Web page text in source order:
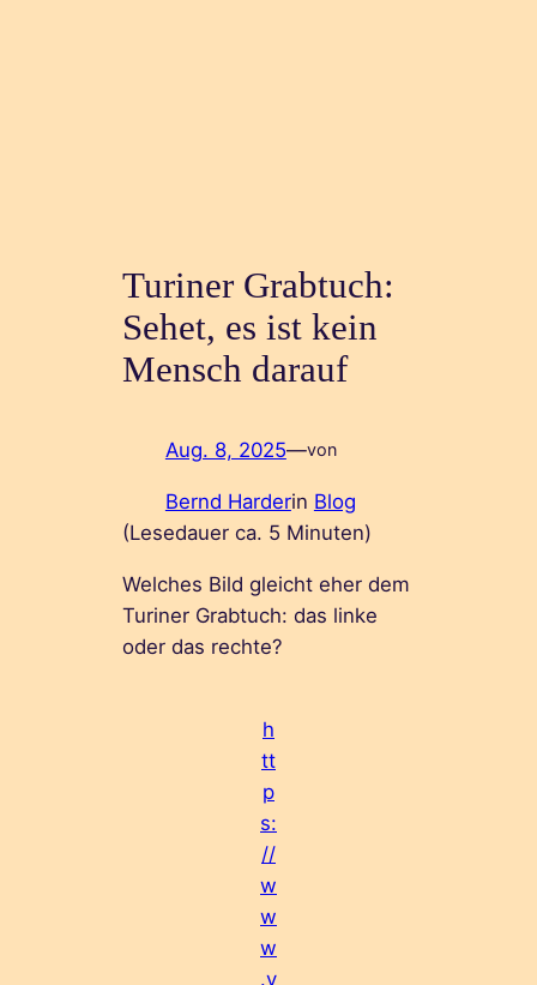
Turiner Grabtuch:
Sehet, es ist kein
Mensch darauf
Aug. 8, 2025—von
Bernd Harderin Blog
(Lesedauer ca. 5 Minuten)
Welches Bild gleicht eher dem
Turiner Grabtuch: das linke
oder das rechte?
h
tt
p
s:
//
w
w
w
.y